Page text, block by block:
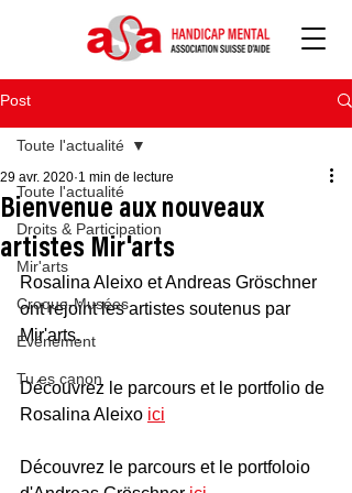
Post
Toute l'actualité
Droits & Participation
Mir'arts
Croque-Musées
Evénement
Tu es canon
Toute l'actualité
Bienvenue aux nouveaux
artistes Mir'arts
29 avr. 2020 1 min de lecture
Rosalina Aleixo et Andreas Gröschner
ont rejoint les artistes soutenus par
Mir'arts.
Découvrez le parcours et le portfolio de
Rosalina Aleixo ici
Découvrez le parcours et le portfoloio